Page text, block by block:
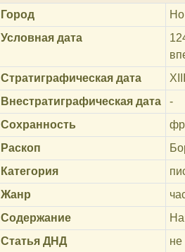
Город
Условная дата
Стратиграфическая дата
Внестратиграфическая дата
-
Сохранность
Раскоп
Категория
Жанр
Содержание
Статья ДНД